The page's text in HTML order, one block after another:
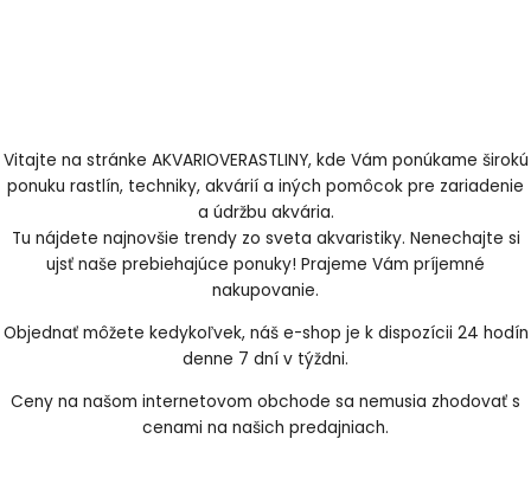
Vitajte na stránke AKVARIOVERASTLINY, kde Vám ponúkame širokú
ponuku rastlín, techniky, akvárií a iných pomôcok pre zariadenie
a údržbu akvária.
Tu nájdete najnovšie trendy zo sveta akvaristiky. Nenechajte si
ujsť naše prebiehajúce ponuky! Prajeme Vám príjemné
nakupovanie.
Objednať môžete kedykoľvek, náš e-shop je k dispozícii 24 hodín
denne 7 dní v týždni.
Ceny na našom internetovom obchode sa nemusia zhodovať s
cenami na našich predajniach.